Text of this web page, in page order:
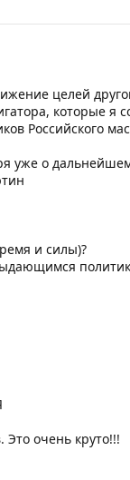
целей
которые я
Российского
уже о
и силы)?
очень круто!!!